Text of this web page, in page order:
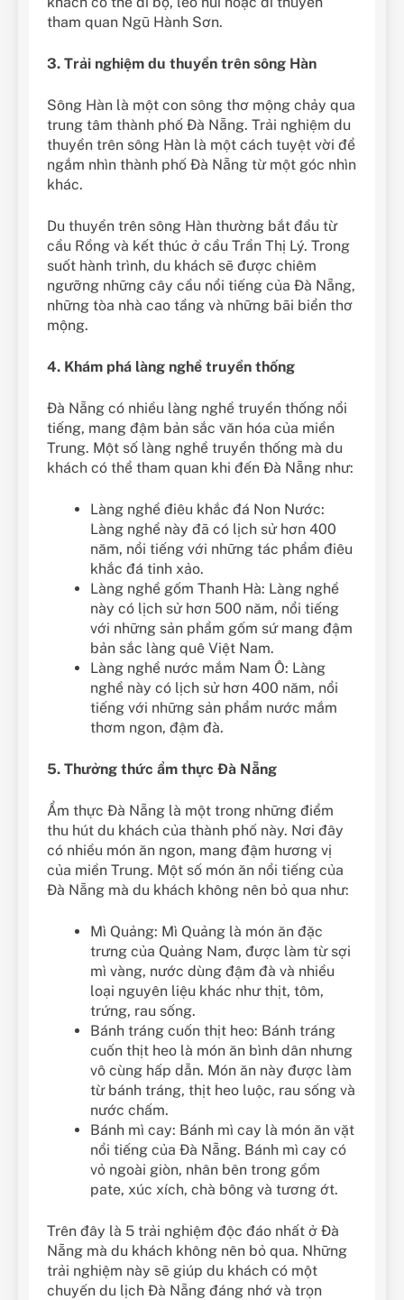
tham quan Ngũ Hành Sơn.
3. Trải nghiệm du thuyền trên sông Hàn
Sông Hàn là một con sông thơ mộng chảy qua
trung tâm thành phố Đà Nẵng. Trải nghiệm du
thuyền trên sông Hàn là một cách tuyệt vời để
ngắm nhìn thành phố Đà Nẵng từ một góc nhìn
khác.
Du thuyền trên sông Hàn thường bắt đầu từ
cầu Rồng và kết thúc ở cầu Trần Thị Lý. Trong
suốt hành trình, du khách sẽ được chiêm
ngưỡng những cây cầu nổi tiếng của Đà Nẵng,
những tòa nhà cao tầng và những bãi biển thơ
mộng.
4. Khám phá làng nghề truyền thống
Đà Nẵng có nhiều làng nghề truyền thống nổi
tiếng, mang đậm bản sắc văn hóa của miền
Trung. Một số làng nghề truyền thống mà du
khách có thể tham quan khi đến Đà Nẵng như:
Làng nghề điêu khắc đá Non Nước:
Làng nghề này đã có lịch sử hơn 400
năm, nổi tiếng với những tác phẩm điêu
khắc đá tinh xảo.
Làng nghề gốm Thanh Hà: Làng nghề
này có lịch sử hơn 500 năm, nổi tiếng
với những sản phẩm gốm sứ mang đậm
bản sắc làng quê Việt Nam.
Làng nghề nước mắm Nam Ô: Làng
nghề này có lịch sử hơn 400 năm, nổi
tiếng với những sản phẩm nước mắm
thơm ngon, đậm đà.
5. Thưởng thức ẩm thực Đà Nẵng
Ẩm thực Đà Nẵng là một trong những điểm
thu hút du khách của thành phố này. Nơi đây
có nhiều món ăn ngon, mang đậm hương vị
của miền Trung. Một số món ăn nổi tiếng của
Đà Nẵng mà du khách không nên bỏ qua như:
Mì Quảng: Mì Quảng là món ăn đặc
trưng của Quảng Nam, được làm từ sợi
mì vàng, nước dùng đậm đà và nhiều
loại nguyên liệu khác như thịt, tôm,
trứng, rau sống.
Bánh tráng cuốn thịt heo: Bánh tráng
cuốn thịt heo là món ăn bình dân nhưng
vô cùng hấp dẫn. Món ăn này được làm
từ bánh tráng, thịt heo luộc, rau sống và
nước chấm.
Bánh mì cay: Bánh mì cay là món ăn vặt
nổi tiếng của Đà Nẵng. Bánh mì cay có
vỏ ngoài giòn, nhân bên trong gồm
pate, xúc xích, chà bông và tương ớt.
Trên đây là 5 trải nghiệm độc đáo nhất ở Đà
Nẵng mà du khách không nên bỏ qua. Những
trải nghiệm này sẽ giúp du khách có một
chuyến du lịch Đà Nẵng đáng nhớ và trọn